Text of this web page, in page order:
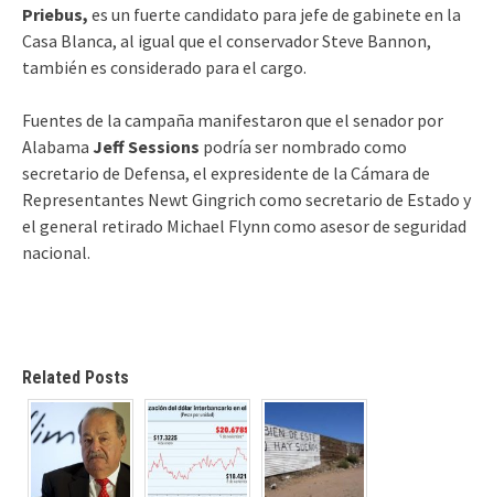
Priebus, es un fuerte candidato para jefe de gabinete en la
Casa Blanca, al igual que el conservador Steve Bannon,
también es considerado para el cargo.
Fuentes de la campaña manifestaron que el senador por
Alabama Jeff Sessions podría ser nombrado como
secretario de Defensa, el expresidente de la Cámara de
Representantes Newt Gingrich como secretario de Estado y
el general retirado Michael Flynn como asesor de seguridad
nacional.
Related Posts